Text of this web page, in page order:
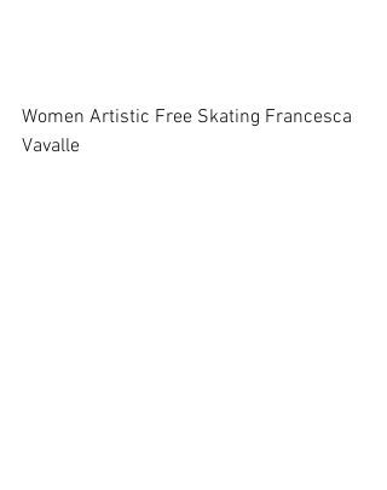
Women Artistic Free Skating Francesca
Vavalle